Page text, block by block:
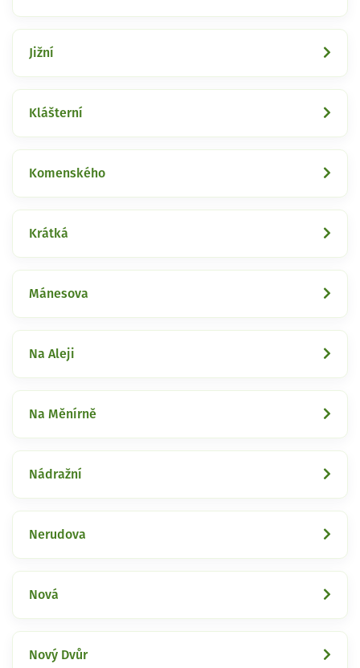
Jižní
Klášterní
Komenského
Krátká
Mánesova
Na Aleji
Na Měnírně
Nádražní
Nerudova
Nová
Nový Dvůr